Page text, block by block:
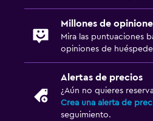
Millones de
Mira las puntuaciones
opiniones de
Alertas de precios
¿Aún no quieres
Crea una alerta de
seguimiento.